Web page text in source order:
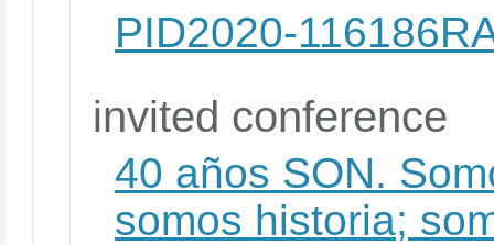
PID2020-
invited conference
40 años SON.
somos historia;